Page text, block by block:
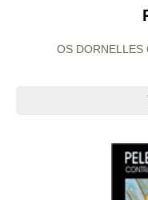
OS DORNELLES